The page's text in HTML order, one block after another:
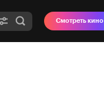
Смотреть кино